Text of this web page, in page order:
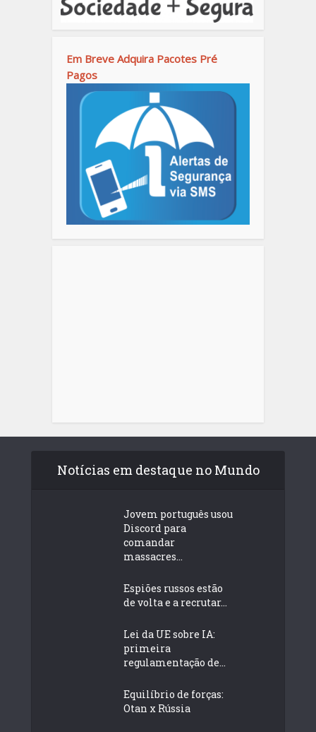
Em Breve Adquira Pacotes Pré
Pagos
Notícias em destaque no Mundo
Jovem português usou
Discord para
comandar
massacres...
Espiões russos estão
de volta e a recrutar...
Lei da UE sobre IA:
primeira
regulamentação de...
Equilíbrio de forças:
Otan x Rússia